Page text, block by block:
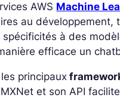
AWS Machine
au
spécificités à des
efficace un
principaux
et son API